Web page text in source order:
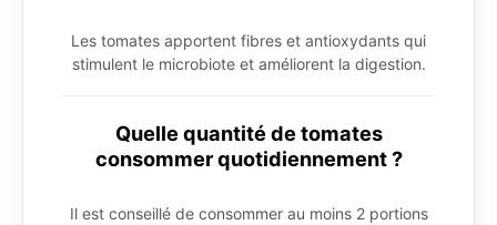
Les tomates apportent fibres et antioxydants qui
stimulent le microbiote et améliorent la digestion.
Quelle quantité de tomates
consommer quotidiennement ?
Il est conseillé de consommer au moins 2 portions